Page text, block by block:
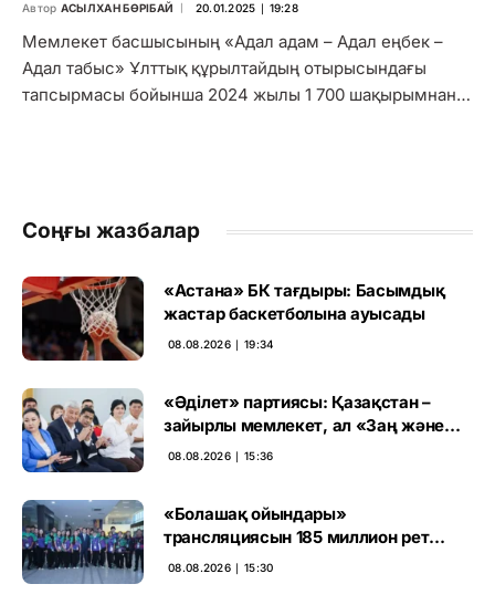
Автор АСЫЛХАН БӨРІБАЙ 20.01.2025 ∣ 19:28
Мемлекет басшысының «Адал адам – Адал еңбек –
Адал табыс» Ұлттық құрылтайдың отырысындағы
тапсырмасы бойынша 2024 жылы 1 700 шақырымнан…
Соңғы жазбалар
«Астана» БК тағдыры: Басымдық
жастар баскетболына ауысады
08.08.2026 ∣ 19:34
«Әділет» партиясы: Қазақстан –
зайырлы мемлекет, ал «Заң және
тәртіп» қағидаты баршаға міндетті
08.08.2026 ∣ 15:36
«Болашақ ойындары»
трансляциясын 185 миллион рет
көрген
08.08.2026 ∣ 15:30